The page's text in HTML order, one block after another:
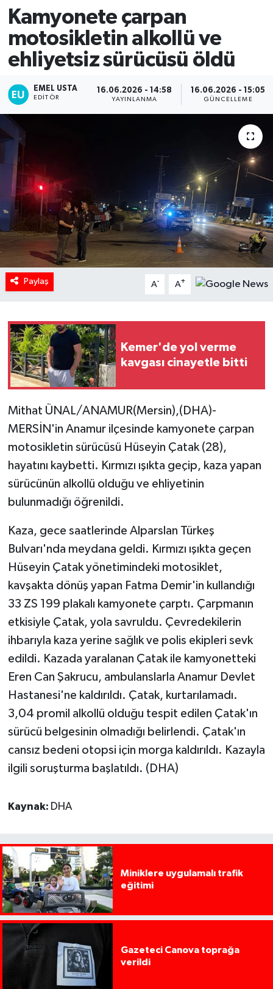
Kamyonete çarpan
motosikletin alkollü ve
ehliyetsiz sürücüsü öldü
EMEL USTA
EDITÖR
16.06.2026 - 14:58
YAYINLANMA
16.06.2026 - 15:05
GÜNCELLEME
Paylaş A- A+
Kemer'de yol verme
kavgası cinayetle bitti
Mithat ÜNAL/ANAMUR(Mersin),(DHA)-
MERSİN'in Anamur ilçesinde kamyonete çarpan
motosikletin sürücüsü Hüseyin Çatak (28),
hayatını kaybetti. Kırmızı ışıkta geçip, kaza yapan
sürücünün alkollü olduğu ve ehliyetinin
bulunmadığı öğrenildi.
Kaza, gece saatlerinde Alparslan Türkeş
Bulvarı'nda meydana geldi. Kırmızı ışıkta geçen
Hüseyin Çatak yönetimindeki motosiklet,
kavşakta dönüş yapan Fatma Demir'in kullandığı
33 ZS 199 plakalı kamyonete çarptı. Çarpmanın
etkisiyle Çatak, yola savruldu. Çevredekilerin
ihbarıyla kaza yerine sağlık ve polis ekipleri sevk
edildi. Kazada yaralanan Çatak ile kamyonetteki
Eren Can Şakrucu, ambulanslarla Anamur Devlet
Hastanesi'ne kaldırıldı. Çatak, kurtarılamadı.
3,04 promil alkollü olduğu tespit edilen Çatak'ın
sürücü belgesinin olmadığı belirlendi. Çatak'ın
cansız bedeni otopsi için morga kaldırıldı. Kazayla
ilgili soruşturma başlatıldı. (DHA)
Kaynak: DHA
Miniklere uygulamalı trafik
eğitimi
Gazeteci Canova toprağa
verildi